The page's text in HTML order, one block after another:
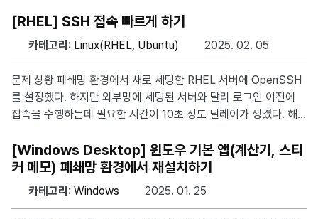
상)이 소요되었다. 문제 확인 문제점을 확인하는데는 그리 오래걸리
지 않았다. DataGridView에 설정한 DataGridViewAutoSizeCol
umnsMode 속성의 AllCells 때문이었다. 이를 None으로 바꾸니
를 지정하여 한번에 수행하도록 변경하였지만 오래걸리는 것은 매
한가지 였다. 많은 블로그에서 소개한대로 더블 버퍼링도
[RHEL] SSH 접속 빠르게 하기
카테고리: Linux(RHEL, Ubuntu) 2025. 02. 05
문제 상황 폐쇄망 환경에서 새로 세팅한 RHEL 서버에 OpenSSH
를 설정했다. 하지만 외부망에 세팅된 서버와 달리 로그인 이전에
접속을 수행하는데 필요한 시간이 10초 정도 딜레이가 생겼다. 해
회가 지연되기 때문이다. UseDNS no로 설정하면 SSH 서버가 직
접 클라이언트의 IP를 사용하여 처리하므로 성능이 향상된다. sudo
vim /etc/ssh/sshd_config sshd_config UseDNS no sudo s
ervice sshd restart UseDNS의 기본 동작 SSH 서버는 기본적
[Windows Desktop] 윈도우 기본 앱(계산기, 스티
커 메모) 폐쇄망 환경에서 재설치하기
카테고리: Windows 2025. 01. 25